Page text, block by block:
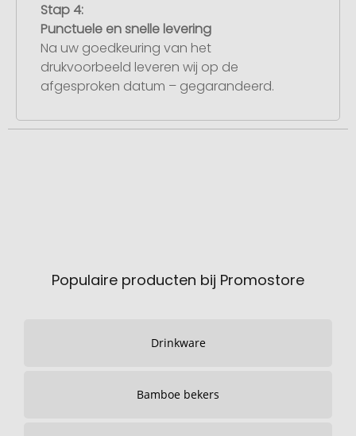
Stap 4:
Punctuele en snelle levering
Na uw goedkeuring van het
drukvoorbeeld leveren wij op de
afgesproken datum – gegarandeerd.
Populaire producten bij Promostore
Drinkware
Bamboe bekers